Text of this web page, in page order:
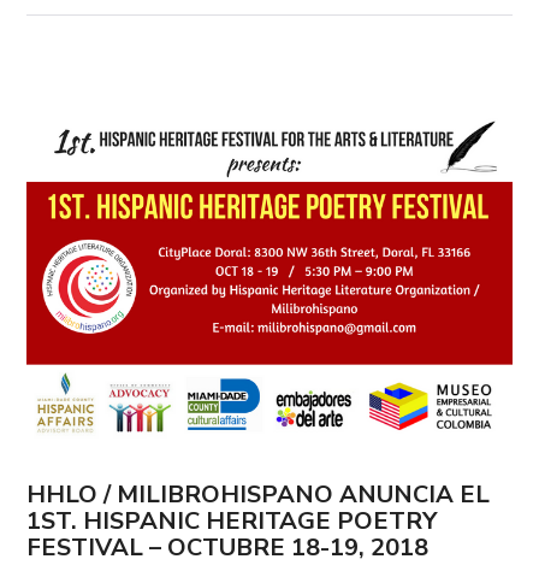
HHLO / MILIBROHISPANO ANUNCIA EL
1ST. HISPANIC HERITAGE POETRY
FESTIVAL – OCTUBRE 18-19, 2018